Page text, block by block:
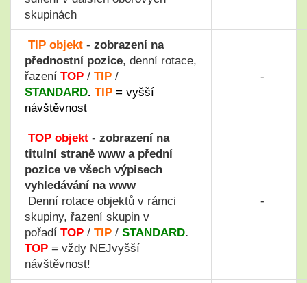
skupinách
TIP objekt - zobrazení na
přednostní pozice, denní rotace,
řazení TOP / TIP /
STANDARD. TIP = vyšší
návštěvnost
-
TOP objekt - zobrazení na
titulní straně www a přední
pozice ve všech výpisech
vyhledávání na www
Denní rotace objektů v rámci
skupiny, řazení skupin v
pořadí TOP / TIP / STANDARD.
TOP = vždy NEJvyšší
návštěvnost!
-